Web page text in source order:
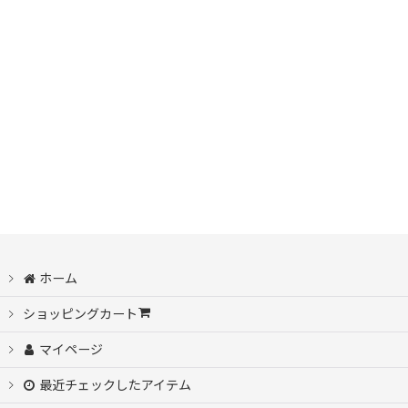
ホーム
ショッピングカート
マイページ
最近チェックしたアイテム